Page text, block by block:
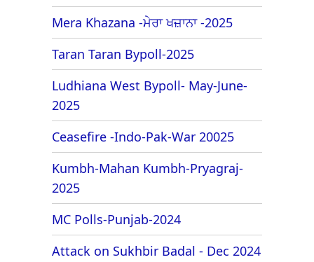
Mera Khazana -ਮੇਰਾ ਖਜ਼ਾਨਾ -2025
Taran Taran Bypoll-2025
Ludhiana West Bypoll- May-June-
2025
Ceasefire -Indo-Pak-War 20025
Kumbh-Mahan Kumbh-Pryagraj-
2025
MC Polls-Punjab-2024
Attack on Sukhbir Badal - Dec 2024